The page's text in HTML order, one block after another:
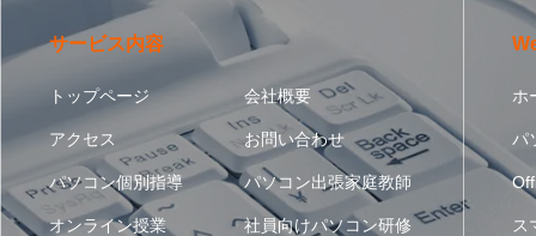
サービス内容
トップページ 会社概要
アクセス お問い合わせ
パソコン個別指導 パソコン出張家庭教師
オンライン授業
社員向けパソコン研修
ホ
パ
ス